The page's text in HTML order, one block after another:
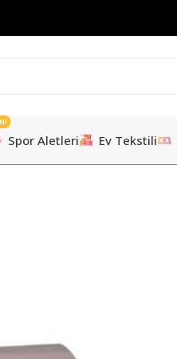
Spor Aletleri Ev Tekstili